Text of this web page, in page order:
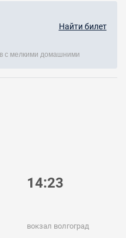
Найти билет
с мелкими домашними
14:23
вокзал волгоград